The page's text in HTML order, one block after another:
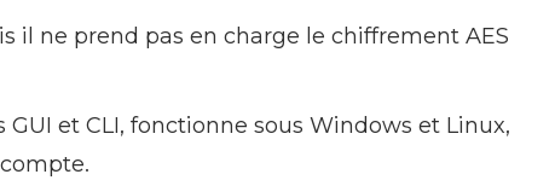
il ne prend pas en charge le chiffrement AES
GUI et CLI, fonctionne sous Windows et Linux,